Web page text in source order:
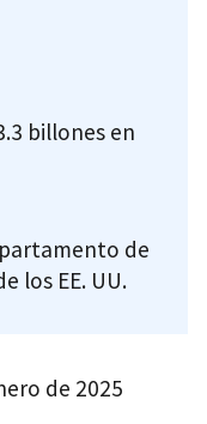
billones en
de
los EE. UU.
de 2025